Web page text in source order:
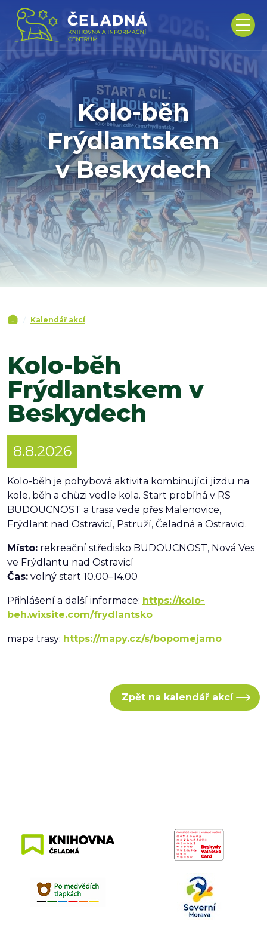
Kolo-běh
Frýdlantskem
v Beskydech
Kalendář akcí
Kolo-běh
Frýdlantskem v
Beskydech
8.8.2026
Kolo-běh je pohybová aktivita kombinující jízdu na
kole, běh a chůzi vedle kola. Start probíhá v RS
BUDOUCNOST a trasa vede přes Malenovice,
Frýdlant nad Ostravicí, Pstruží, Čeladná a Ostravici.
Místo: rekreační středisko BUDOUCNOST, Nová Ves
ve Frýdlantu nad Ostravicí
Čas: volný start 10.00–14.00
Přihlášení a další informace: https://kolo-
beh.wixsite.com/frydlantsko
mapa trasy: https://mapy.cz/s/bopomejamo
Zpět na kalendář akcí